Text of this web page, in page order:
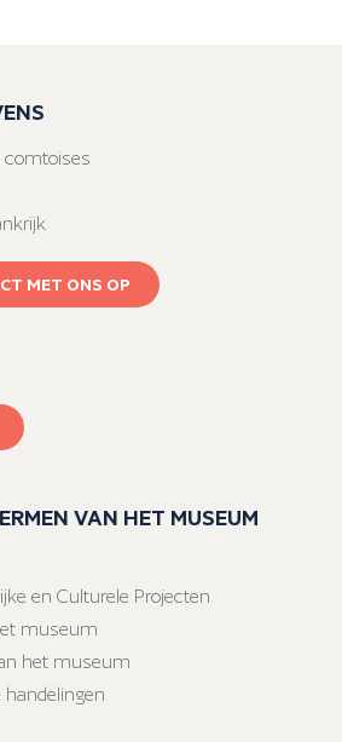
comtoises
MET ONS OP
VAN HET MUSEUM
en Culturele Projecten
museum
het museum